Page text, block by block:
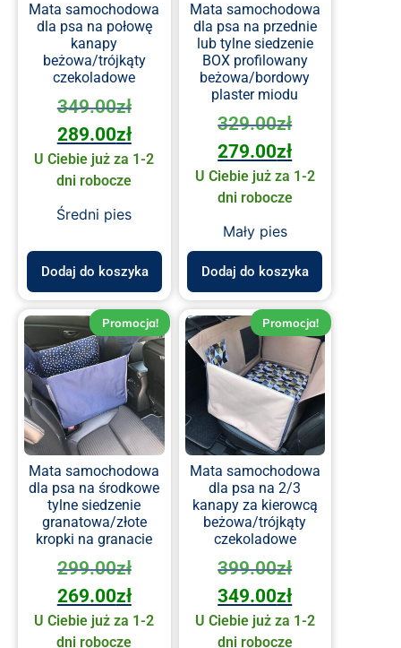
Mata samochodowa
dla psa na połowę
kanapy
beżowa/trójkąty
czekoladowe
349.00zł
289.00zł
U Ciebie już za 1-2
dni robocze
Średni pies
Dodaj do koszyka
Mata samochodowa
dla psa na przednie
lub tylne siedzenie
BOX profilowany
beżowa/bordowy
plaster miodu
329.00zł
279.00zł
U Ciebie już za 1-2
dni robocze
Mały pies
Dodaj do koszyka
Promocja!
Mata samochodowa
dla psa na środkowe
tylne siedzenie
granatowa/złote
kropki na granacie
299.00zł
269.00zł
U Ciebie już za 1-2
dni robocze
Promocja!
Mata samochodowa
dla psa na 2/3
kanapy za kierowcą
beżowa/trójkąty
czekoladowe
399.00zł
349.00zł
U Ciebie już za 1-2
dni robocze